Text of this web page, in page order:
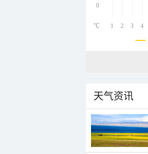
0
1 2 3 4
℃
天气资讯